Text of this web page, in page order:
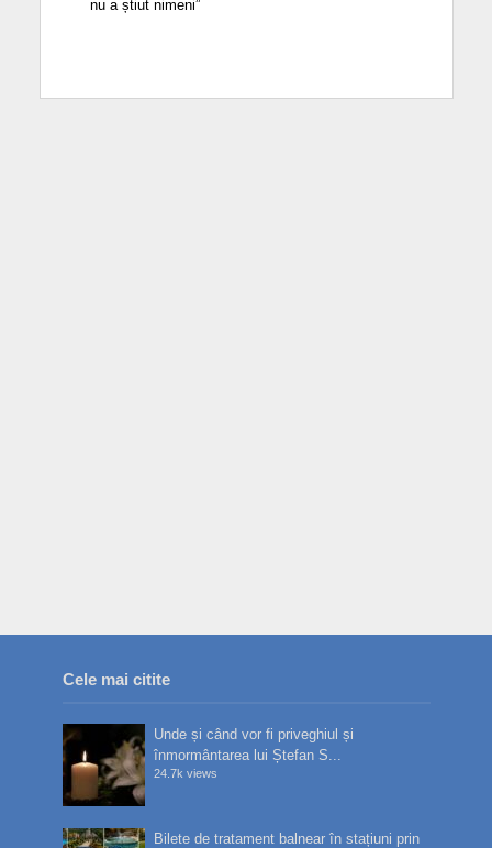
nu a știut nimeni”
Cele mai citite
Unde și când vor fi priveghiul și
înmormântarea lui Ștefan S...
24.7k views
Bilete de tratament balnear în stațiuni prin